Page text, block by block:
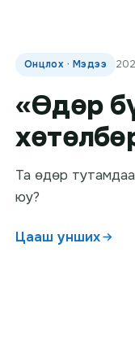
Онцлох · Мэдээ
«Өдөр
Та өдөр
юу?
Цааш унших